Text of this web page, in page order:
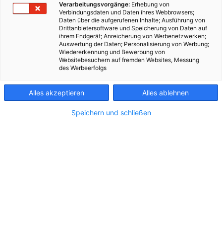
Verarbeitungsvorgänge: Erhebung von
Verbindungsdaten und Daten ihres Webbrowsers;
Daten über die aufgerufenen Inhalte; Ausführung von
Drittanbietersoftware und Speicherung von Daten auf
ihrem Endgerät; Anreicherung von Werbenetzwerken;
Auswertung der Daten; Personalisierung von Werbung;
Wiedererkennung und Bewerbung von
Websitebesuchern auf fremden Websites, Messung
des Werbeerfolgs
Alles akzeptieren Alles ablehnen
Speichern und schließen